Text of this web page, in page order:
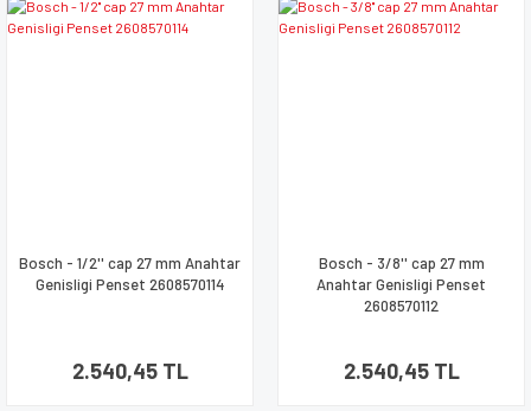
Bosch - 1/2'' cap 27 mm Anahtar
Genisligi Penset 2608570114
2.540,45 TL
Bosch - 3/8'' cap 27 mm
Anahtar Genisligi Penset
2608570112
2.540,45 TL